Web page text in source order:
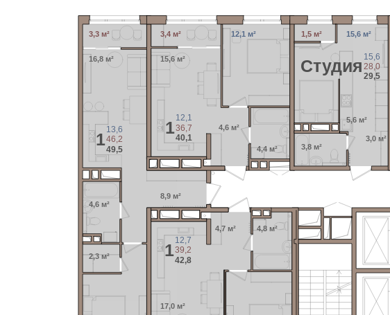
4,8 м²
17,0 м²
4,7 м²
1
12,7
39,2
42,8
4,6 м²
3,3 м²
16,8 м²
8,9 м²
2,3 м²
1
13,6
46,2
49,5
12,1 м²
4,4 м²
4,6 м²
3,4 м²
15,6 м²
1
12,1
36,7
40,1
5,6 м²
3,8 м²
15,6 м²
1,5 м²
3,0 м²
Cтудия
15,6
28,0
29,5